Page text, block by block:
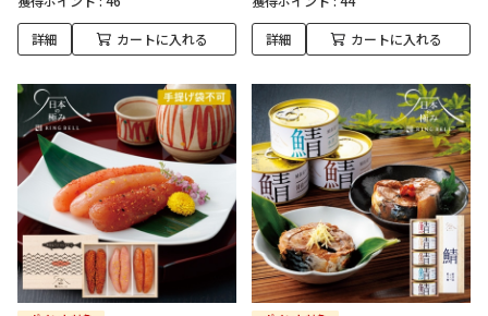
詳細 カートに入れる 詳細 カートに入れる